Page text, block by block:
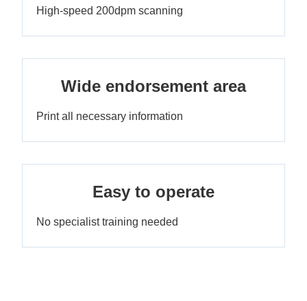
High-speed 200dpm scanning
Wide endorsement area
Print all necessary information
Easy to operate
No specialist training needed